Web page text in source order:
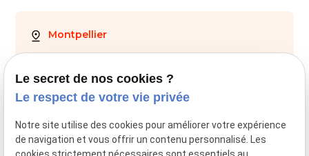
Montpellier
28 Av. de Maurin
34000 Montpellier
04 67 59 70 05
Le secret de nos cookies ?
Le respect de votre vie privée
Notre site utilise des cookies pour améliorer votre expérience
de navigation et vous offrir un contenu personnalisé. Les